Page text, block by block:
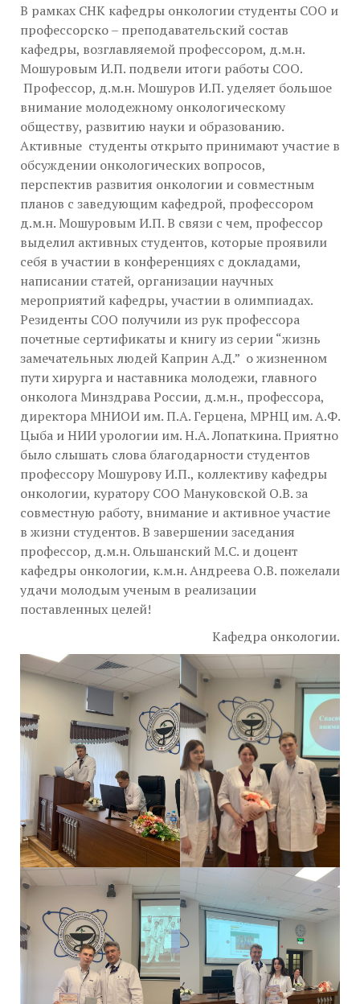
В рамках СНК кафедры онкологии cтуденты СОО и
профессорско – преподавательский состав
кафедры, возглавляемой профессором, д.м.н.
Мошуровым И.П. подвели итоги работы СОО.
Профессор, д.м.н. Мошуров И.П. уделяет большое
внимание молодежному онкологическому
обществу, развитию науки и образованию.
Активные студенты открыто принимают участие в
обсуждении онкологических вопросов,
перспектив развития онкологии и совместным
планов с заведующим кафедрой, профессором
д.м.н. Мошуровым И.П. В связи с чем, профессор
выделил активных студентов, которые проявили
себя в участии в конференциях с докладами,
написании статей, организации научных
мероприятий кафедры, участии в олимпиадах.
Резиденты СОО получили из рук профессора
почетные сертификаты и книгу из серии “жизнь
замечательных людей Каприн А.Д.” о жизненном
пути хирурга и наставника молодежи, главного
онколога Минздрава России, д.м.н., профессора,
директора МНИОИ им. П.А. Герцена, МРНЦ им. А.Ф.
Цыба и НИИ урологии им. Н.А. Лопаткина. Приятно
было слышать слова благодарности студентов
профессору Мошурову И.П., коллективу кафедры
онкологии, куратору CОО Мануковской О.В. за
совместную работу, внимание и активное участие
в жизни студентов. В завершении заседания
профессор, д.м.н. Ольшанский М.С. и доцент
кафедры онкологии, к.м.н. Андреева О.В. пожелали
удачи молодым ученым в реализации
поставленных целей!
Кафедра онкологии.